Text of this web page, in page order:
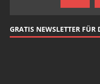
GRATIS NEWSLETTER FÜR